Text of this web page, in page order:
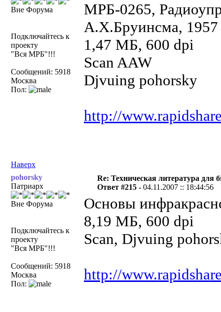
Вне Форума
Подключайтесь к
проекту
"Вся МРБ"!!!
Сообщений: 5918
Москва
Пол:
МРБ-0265,
А.Х.Бруинсма, 1957
1,47 МБ,
Scan AAW
Djvuing pohorsky
http://
Наверх
pohorsky
Патриарх
Вне Форума
Подключайтесь к
проекту
"Вся МРБ"!!!
Сообщений: 5918
Москва
Пол:
Re: Техническая литература для
Ответ #215 -04.11.2007 :: 18:44:56
Основы
8,19 МБ,
Scan, Djvuing
http://